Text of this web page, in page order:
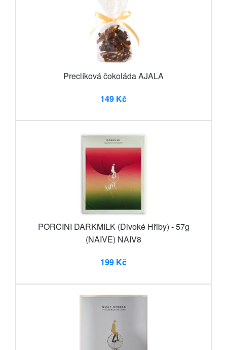
Preclíková čokoláda AJALA
149 Kč
PORCINI DARKMILK (Divoké Hřiby) - 57g
(NAIVE) NAIV8
199 Kč